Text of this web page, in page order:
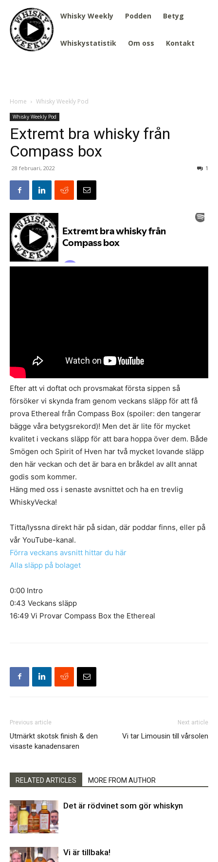
Whisky Weekly Podden Betyg
Whiskystatistik Om oss Kontakt
Home Whisky Weekly Pod
Whisky Weekly Pod
Extremt bra whisky från
Compass box
28 februari, 2022 1
Efter att vi doftat och provsmakat första sippen så
försöker vi skynda fram genom veckans släpp för att få
prova Ethereal från Compass Box (spoiler: den tangerar
bägge våra betygsrekord)! Men det är lite för mycket
kvalitet i veckans släpp för att bara hoppa över dem. Både
Smögen och Spirit of Hven har två mycket lovande släpp
den här veckan och det är bara en bråkdel av allt annat
godis som kommer.
Häng med oss i senaste avsnittet och ha en trevlig
WhiskyVecka!
Titta/lyssna direkt här på sidan, där poddar finns, eller på
vår YouTube-kanal.
Förra veckans avsnitt hittar du här
Alla släpp på bolaget
0:00 Intro
0:43 Veckans släpp
16:49 Vi Provar Compass Box the Ethereal
Previous article
Utmärkt skotsk finish & den
visaste kanadensaren
Next article
Vi tar Limousin till vårsolen
RELATED ARTICLES MORE FROM AUTHOR
Det är rödvinet som gör whiskyn
Vi är tillbaka!